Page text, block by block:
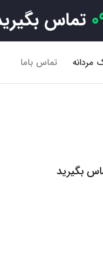
تماس
مردانه تماس باما
بگیرید